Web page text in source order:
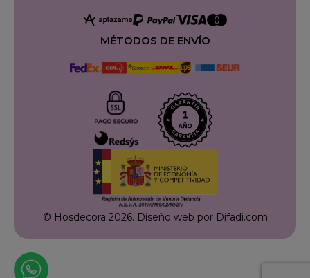
MÉTODOS DE ENVÍO
© Hosdecora 2026. Diseño web por Difadi.com